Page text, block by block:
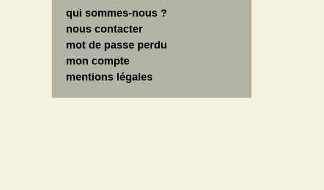
qui sommes-nous ?
nous contacter
mot de passe perdu
mon compte
mentions légales